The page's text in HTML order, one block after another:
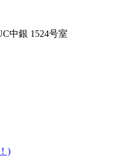
中銀 1524号室
)